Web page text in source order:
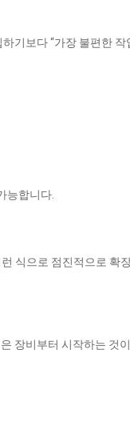
기보다 “가장 불편한
능합니다.
식으로 점진적으로 확
장비부터 시작하는 것